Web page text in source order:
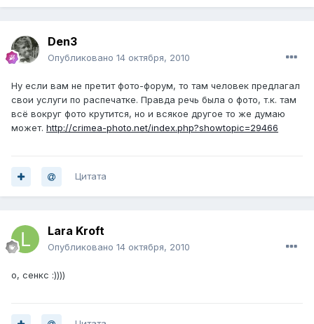
Den3
Опубликовано 14 октября, 2010
Ну если вам не претит фото-форум, то там человек предлагал
свои услуги по распечатке. Правда речь была о фото, т.к. там
всё вокруг фото крутится, но и всякое другое то же думаю
может. http://crimea-photo.net/index.php?showtopic=29466
Цитата
Lara Kroft
Опубликовано 14 октября, 2010
о, сенкс :))))